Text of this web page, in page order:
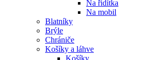
Na řidítka
Na mobil
Blatníky
Brýle
Chrániče
Košíky a láhve
Košíky